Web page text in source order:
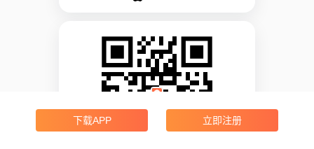
下载APP 立即注册